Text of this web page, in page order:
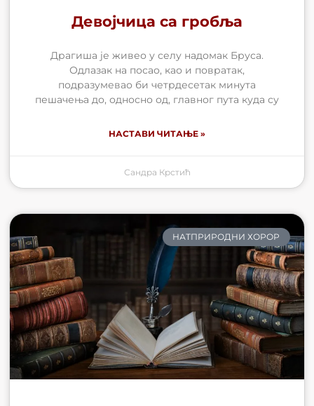
Девојчица са гробља
Драгиша је живео у селу надомак Бруса.
Одлазак на посао, као и повратак,
подразумевао би четрдесетак минута
пешачења до, односно од, главног пута куда су
НАСТАВИ ЧИТАЊЕ »
Сандра Крстић
НАТПРИРОДНИ ХОРОР